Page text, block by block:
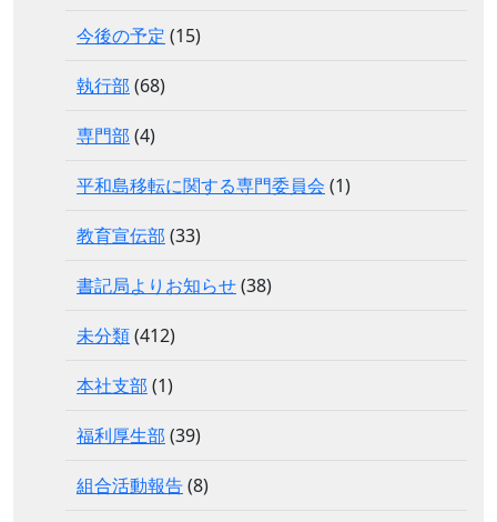
今後の予定 (15)
執行部 (68)
専門部 (4)
平和島移転に関する専門委員会 (1)
教育宣伝部 (33)
書記局よりお知らせ(38)
未分類(412)
本社支部 (1)
福利厚生部 (39)
組合活動報告(8)